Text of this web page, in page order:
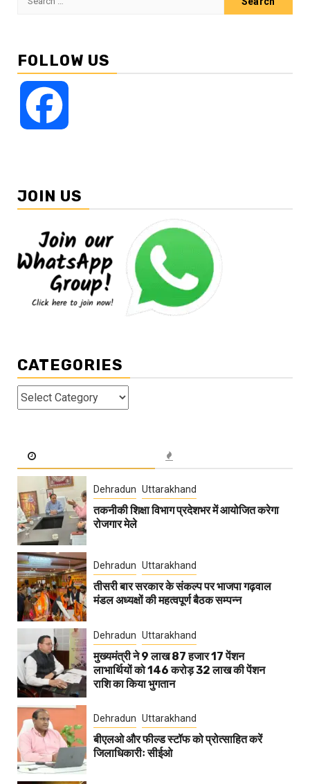
FOLLOW US
JOIN US
CATEGORIES
Categories
Dehradun Uttarakhand
तकनीकी शिक्षा विभाग प्रदेशभर में आयोजित करेगा
रोजगार मेले
Dehradun Uttarakhand
तीसरी बार सरकार के संकल्प पर भाजपा गढ़वाल
मंडल अध्यक्षों की महत्वपूर्ण बैठक सम्पन्न
Dehradun Uttarakhand
मुख्यमंत्री ने 9 लाख 87 हजार 17 पेंशन
लाभार्थियों को 146 करोड़ 32 लाख की पेंशन
राशि का किया भुगतान
Dehradun Uttarakhand
बीएलओ और फील्ड स्टॉफ को प्रोत्साहित करें
जिलाधिकारीः सीईओ